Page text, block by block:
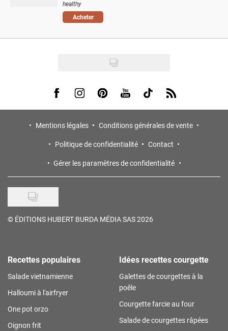
healthy
Acheter
Visit us on Facebook
Visit us on Instagram
Visit us on Pinterest
Visit us on Youtube
Visit us on Tiktok
Visit us on Rss
Mentions légales
Conditions générales de vente
Politique de confidentialité
Contact
Gérer les paramètres de confidentialité
© ÉDITIONS HUBERT BURDA MÉDIA SAS 2026
Recettes populaires
Salade vietnamienne
Halloumi à l'airfryer
One pot orzo
Oignon frit
Idées recettes courgette
Galettes de courgettes à la
poêle
Courgette farcie au four
Salade de courgettes râpées